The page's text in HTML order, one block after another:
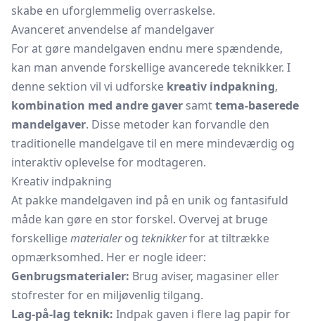
skabe en uforglemmelig overraskelse.
Avanceret anvendelse af mandelgaver
For at gøre mandelgaven endnu mere spændende,
kan man anvende forskellige avancerede teknikker. I
denne sektion vil vi udforske kreativ indpakning,
kombination med andre gaver samttema-baserede
mandelgaver. Disse metoder kan forvandle den
traditionelle mandelgave til en mere mindeværdig og
interaktiv oplevelse for modtageren.
Kreativ indpakning
At pakke mandelgaven ind på en unik og fantasifuld
måde kan gøre en stor forskel. Overvej at bruge
forskelligematerialerog teknikkerfor at tiltrække
opmærksomhed. Her er nogle ideer:
Genbrugsmaterialer: Brug aviser, magasiner eller
stofrester for en miljøvenlig tilgang.
Lag-på-lag teknik: Indpak gaven i flere lag papir for